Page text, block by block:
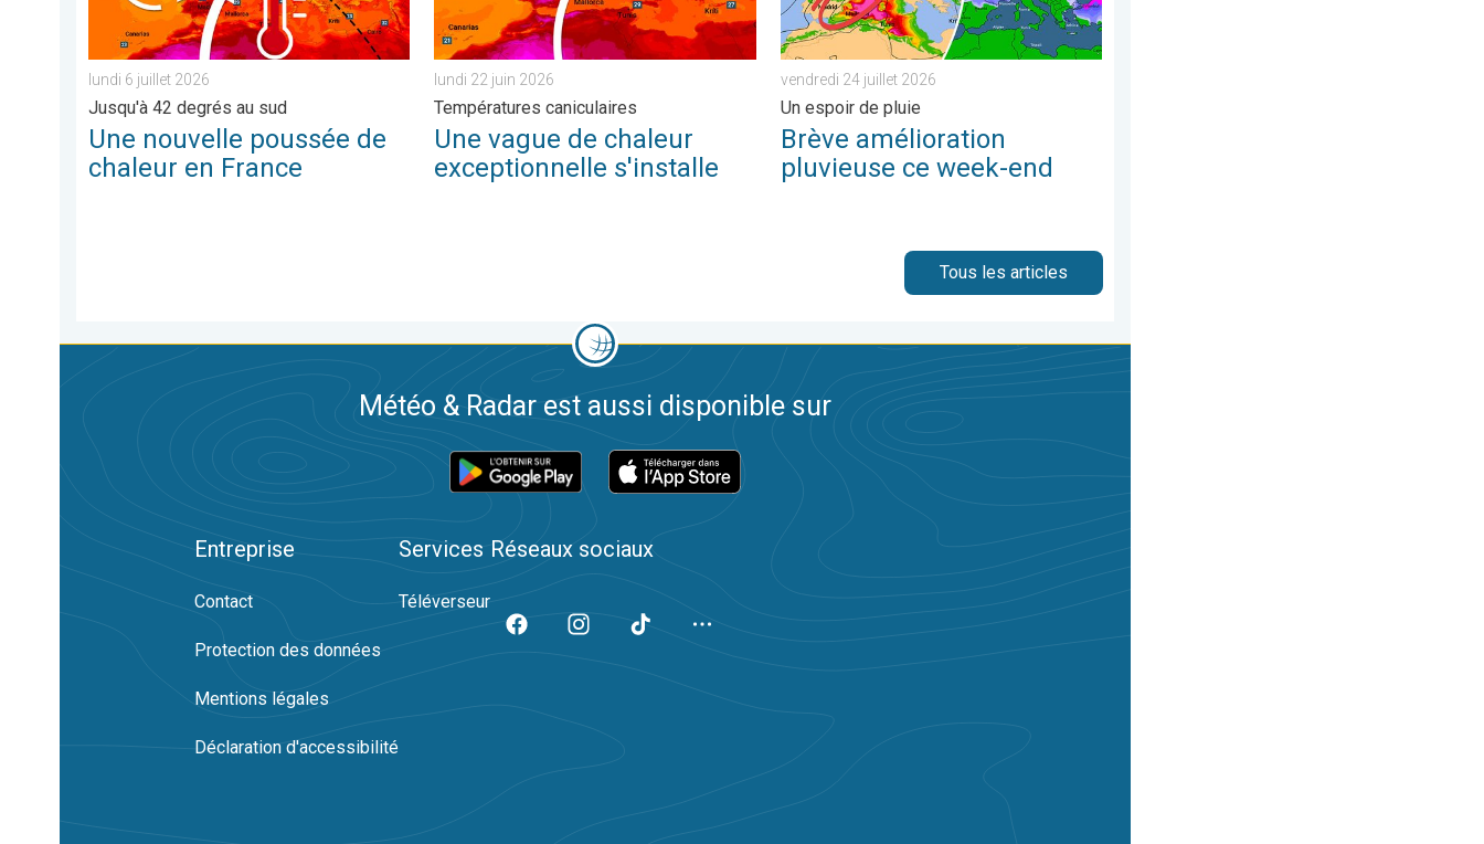
lundi 6 juillet 2026
Jusqu'à 42 degrés au sud
Une nouvelle poussée de
chaleur en France
lundi 22 juin 2026
Températures caniculaires
Une vague de chaleur
exceptionnelle s'installe
vendredi 24 juillet 2026
Un espoir de pluie
Brève amélioration
pluvieuse ce week-end
Tous les articles
Météo & Radar est aussi disponible sur
Entreprise
Contact
Protection des données
Mentions légales
Déclaration d'accessibilité
Services
Téléverseur
Réseaux sociaux